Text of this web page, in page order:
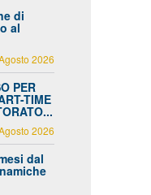
di
al
2026
PER
TIME
2026
dal